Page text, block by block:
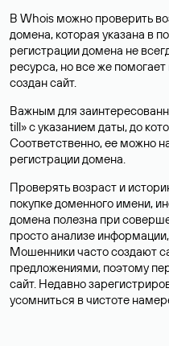
В Whois можно проверить
домена, которая указана в
регистрации домена не
ресурса, но все же
создан сайт.
Важным для
till» с указанием даты, до
Соответственно, ее можно
регистрации домена.
Проверять возраст и
покупке доменного имени,
домена полезна при
просто анализе
Мошенники часто создают
предложениями, поэтому
сайт. Недавно
усомниться в чистоте